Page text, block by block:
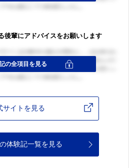
後輩にアドバイスをお願いします
サイトを見る
体験記一覧を見る